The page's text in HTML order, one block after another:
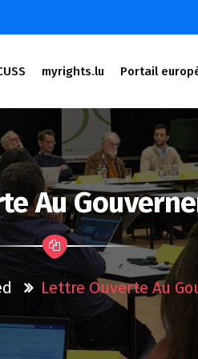
myrights.lu Portail
Au
Lettre Ouverte Au